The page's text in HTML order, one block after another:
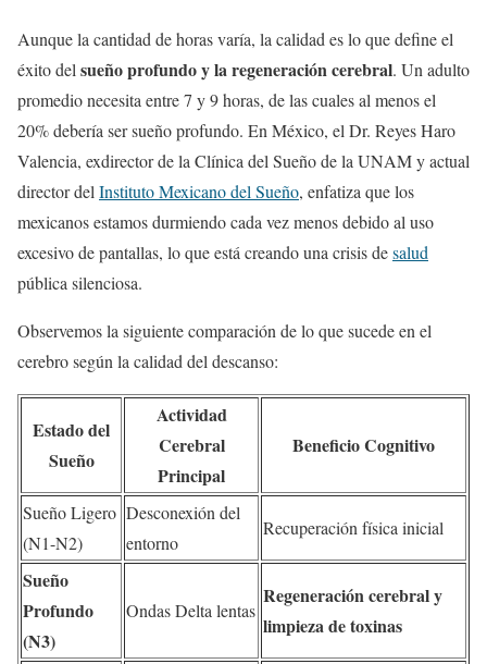
Aunque la cantidad de horas varía, la calidad es lo que define el
éxito del sueño profundo y la regeneración cerebral. Un adulto
promedio necesita entre 7 y 9 horas, de las cuales al menos el
20% debería ser sueño profundo. En México, el Dr. Reyes Haro
Valencia, exdirector de la Clínica del Sueño de la UNAM y actual
director del Instituto Mexicano del Sueño, enfatiza que los
mexicanos estamos durmiendo cada vez menos debido al uso
excesivo de pantallas, lo que está creando una crisis desalud
pública silenciosa.
Observemos la siguiente comparación de lo que sucede en el
cerebro según la calidad del descanso:
Estado del
Sueño
Actividad
Cerebral
Principal
Beneficio Cognitivo
Sueño Ligero
(N1-N2)
Desconexión del
entorno
Recuperación física inicial
Sueño
Profundo
(N3)
Ondas Delta lentas
Regeneración cerebral y
limpieza de toxinas